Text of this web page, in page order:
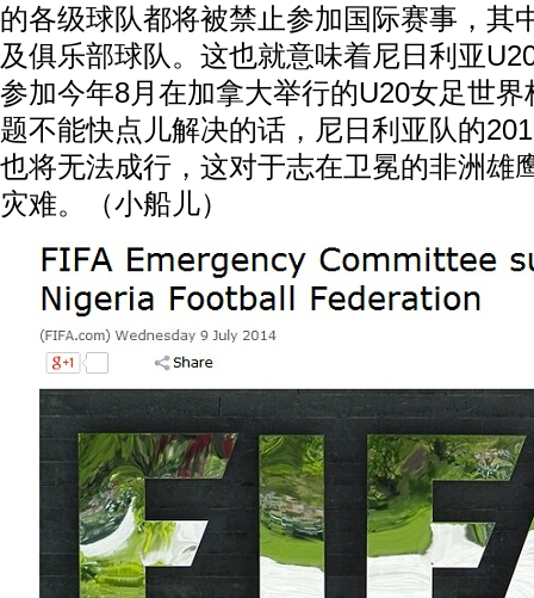
的各级球队都将被禁止参加国际赛事，其
及俱乐部球队。这也就意味着尼日利亚
参加今年8月在加拿大举行的U20女足世
题不能快点儿解决的话，尼日利亚队的
也将无法成行，这对于志在卫冕的非洲雄
灾难。（小船儿）